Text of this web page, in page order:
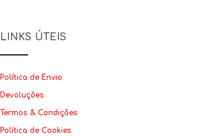
LINKS ÚTEIS
Política de Envio
Devoluções
Termos & Condições
Política de Cookies